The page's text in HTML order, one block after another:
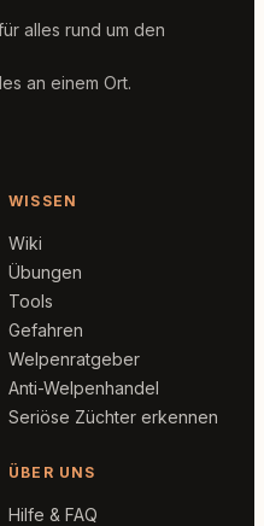
alles rund um den
an einem Ort.
WISSEN
Wiki
Übungen
Tools
Gefahren
Welpenratgeber
Anti-Welpenhandel
Seriöse Züchter erkennen
ÜBER UNS
Hilfe & FAQ